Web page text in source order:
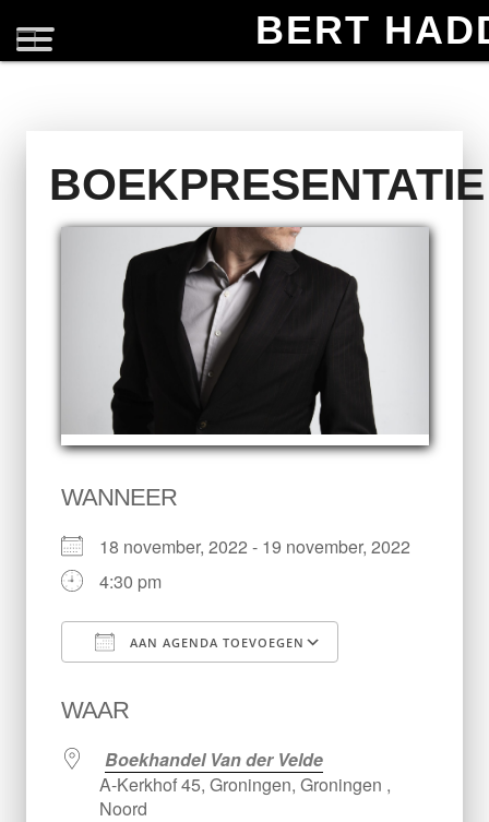
BERT
BOEKPRESENTATIE
WANNEER
18 november, 2022 - 19 november, 2022
4:30 pm
AAN AGENDA TOEVOEGEN
WAAR
Boekhandel Van der Velde
A-Kerkhof 45, Groningen, Groningen ,
Noord